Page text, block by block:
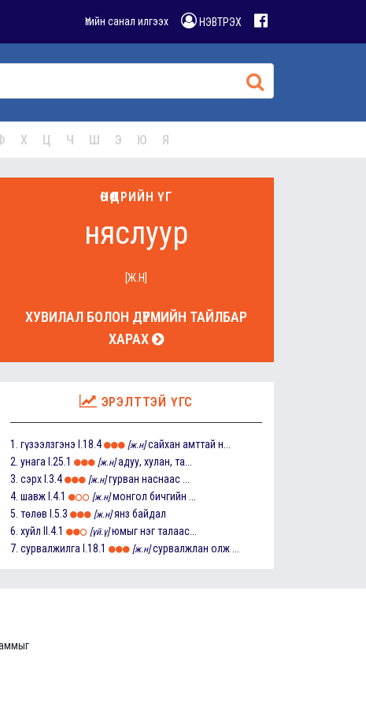
Үгийн санал илгээх НЭВТРЭХ
Х Ц Ч Ш Э Ю Я
ӨНӨӨДРИЙН ҮГ
няслуур
[Ж.Н]
ХУВИЛАЛ БОЛОН ДҮРМИЙН ТАЙЛБАР
ХАРАХ
ЭРЭЛТТЭЙ ҮГС
1. гүзээлзгэнэ I.18.4 [ж.н] сайхан амттай н...
2. унага I.25.1 [ж.н] адуу, хулан, та...
3. сэрх I.3.4 [ж.н] гурван наснаас ...
4. шавж I.4.1 [ж.н] монгол бичгийн ...
5. төлөв I.5.3 [ж.н] янз байдал
6. хуйл II.4.1 [үй.ү] юмыг нэг талаас...
7. сурвалжилга I.18.1 [ж.н] сурвалжлан олж ...